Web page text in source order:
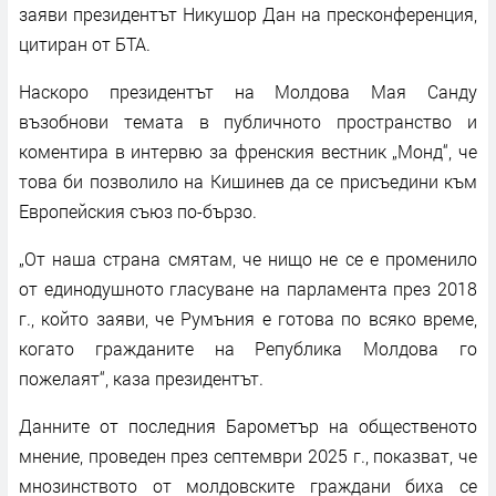
заяви президентът Никушор Дан на пресконференция,
цитиран от БТА.
Наскоро президентът на Молдова Мая Санду
възобнови темата в публичното пространство и
коментира в интервю за френския вестник „Монд“, че
това би позволило на Кишинев да се присъедини към
Европейския съюз по-бързо.
„От наша страна смятам, че нищо не се е променило
от единодушното гласуване на парламента през 2018
г., който заяви, че Румъния е готова по всяко време,
когато гражданите на Република Молдова го
пожелаят“, каза президентът.
Данните от последния Барометър на общественото
мнение, проведен през септември 2025 г., показват, че
мнозинството от молдовските граждани биха се